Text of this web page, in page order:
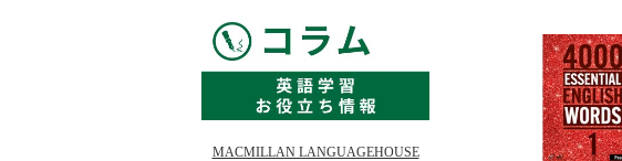
MACMILLAN LANGUAGEHOUSE